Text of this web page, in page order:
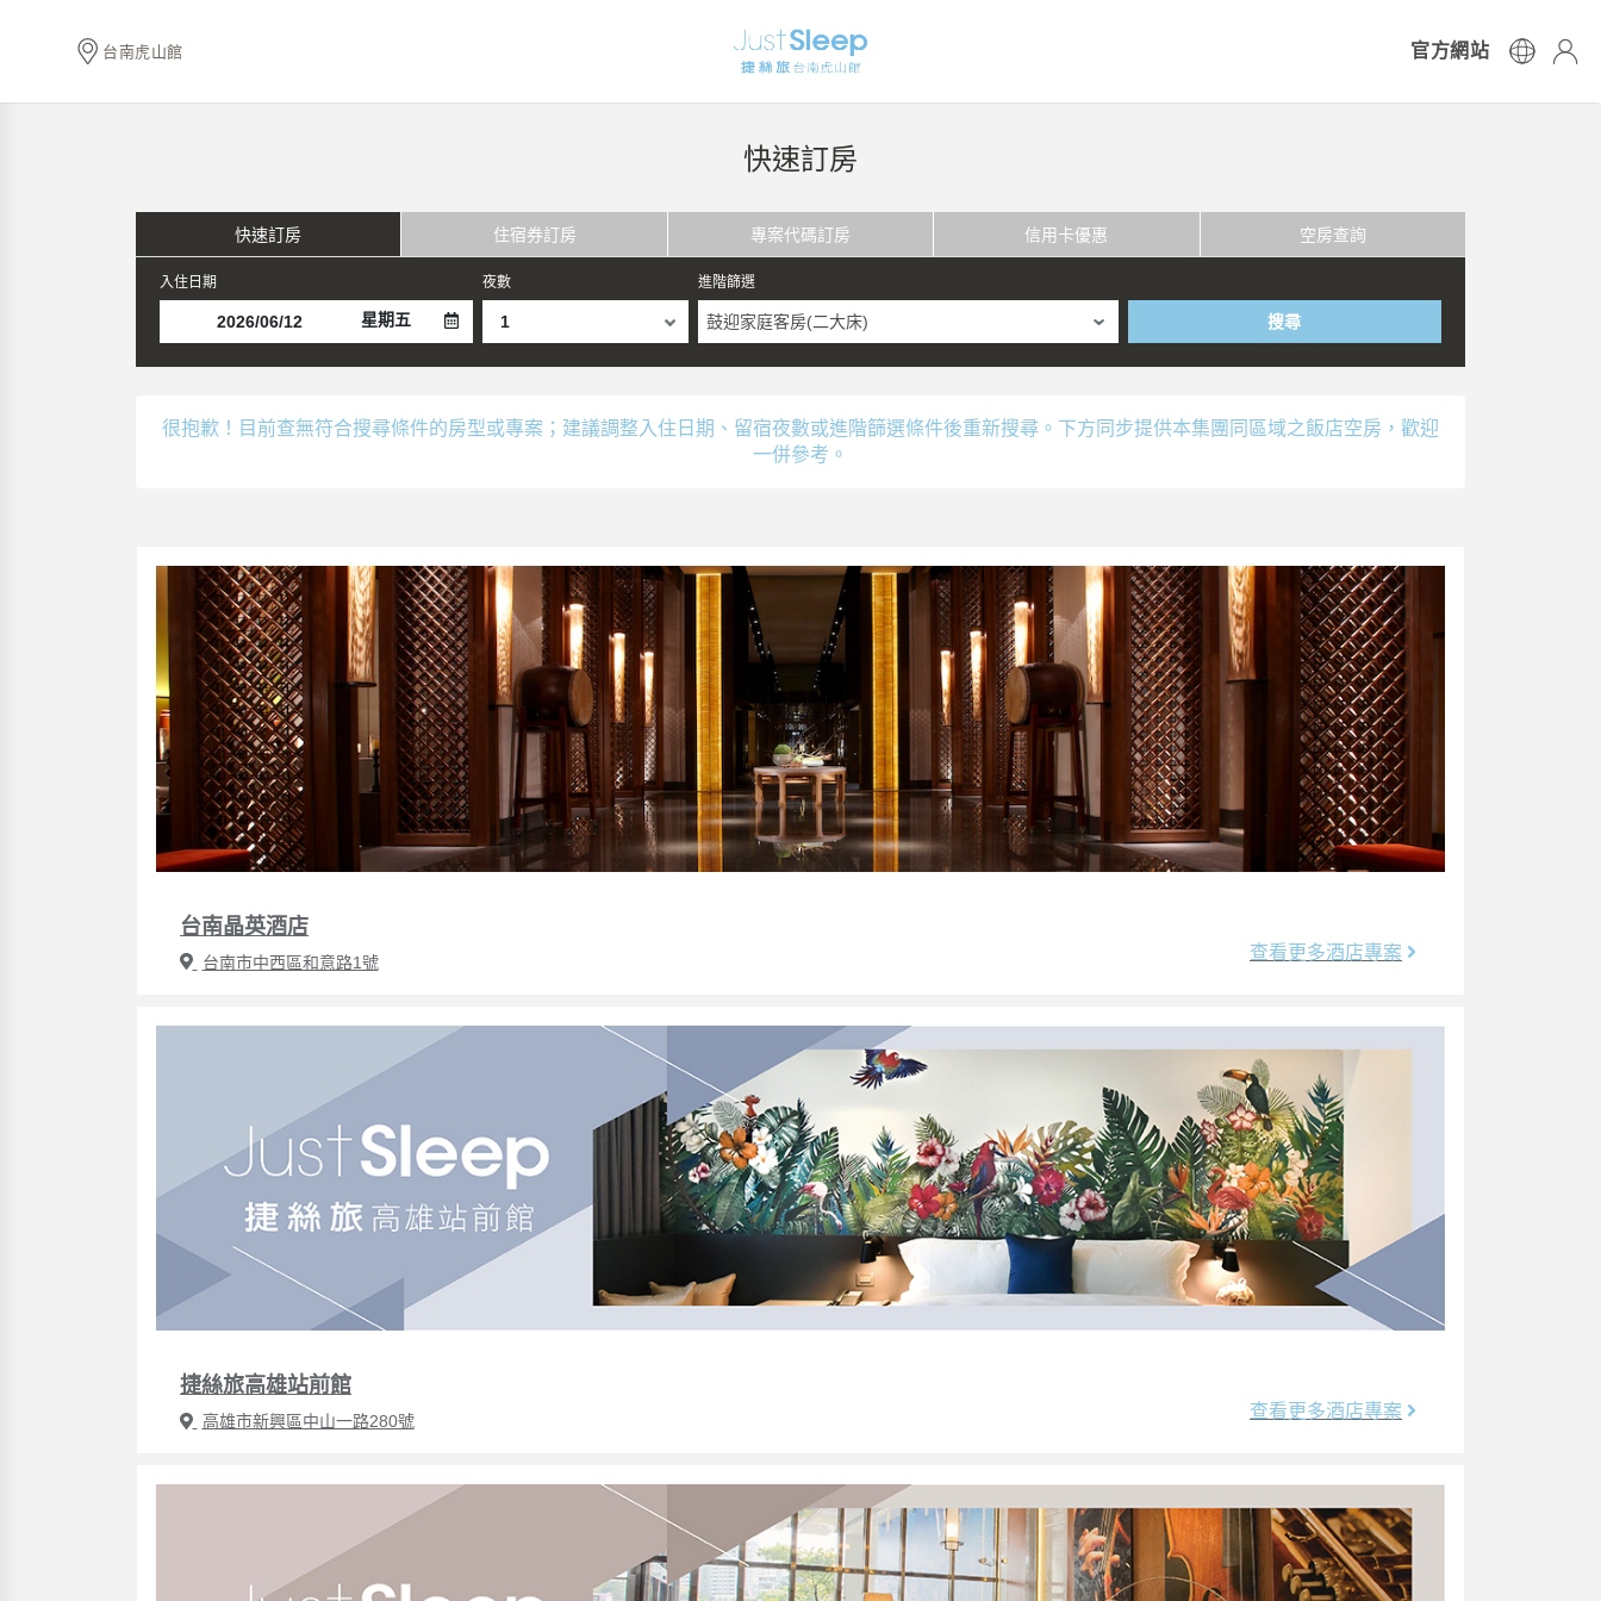
台南虎山館 官方網站
快速訂房
快速訂房 住宿券訂房 專案代碼訂房 信用卡優惠 空房查詢
入住日期
星期五
夜數 進階篩選
鼓迎家庭客房(二大床) 搜尋
很抱歉！目前查無符合搜尋條件的房型或專案；建議調整入住日期、留宿夜數或進階篩選條件後重新搜尋。下方同步提供本集團同區域之飯店空房，歡迎
一併參考。
台南晶英酒店
台南市中西區和意路1號 查看更多酒店專案
捷絲旅高雄站前館
高雄市新興區中山一路280號 查看更多酒店專案